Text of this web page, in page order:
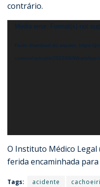
contrário.
Tocador
Media error: Format(s) not
Fazer download do arquivo: https://
content/uploads/2022/09/
O Instituto Médico Legal
ferida encaminhada
Tags: acidente